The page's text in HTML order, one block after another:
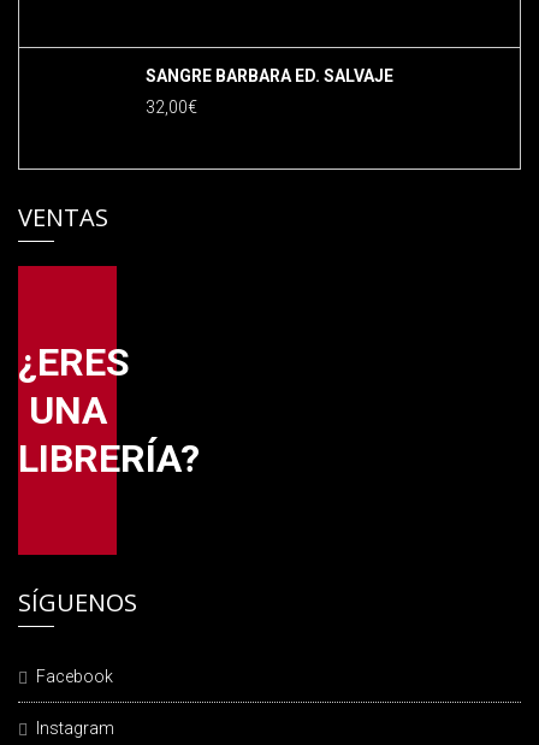
SANGRE BARBARA ED. SALVAJE
32,00€
VENTAS
¿ERES
UNA
LIBRERÍA?
SÍGUENOS
Facebook
Instagram